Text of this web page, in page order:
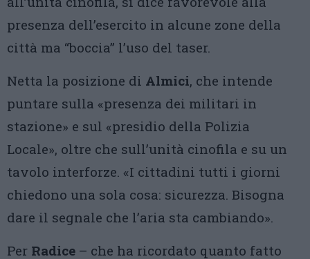
presenza dell’esercito in alcune zone della
città ma “boccia” l’uso del taser.
Netta la posizione di Almici, che intende
puntare sulla «presenza dei militari in
stazione» e sul «presidio della Polizia
Locale», oltre che sull’unità cinofila e su un
tavolo interforze. «I cittadini tutti i giorni
chiedono una sola cosa: sicurezza. Bisogna
dare il segnale che l’aria sta cambiando».
Per Radice – che ha ricordato quanto fatto